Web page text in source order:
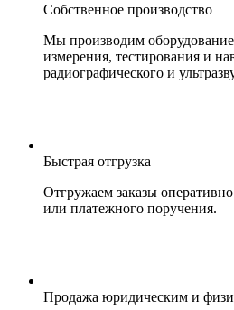
Собственное производство
Мы производим
измерения, тестирования и
радиографического и
Быстрая отгрузка
Отгружаем заказы
или платежного поручения.
Продажа юридическим и